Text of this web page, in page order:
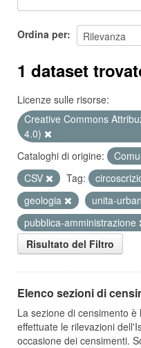
Ordina per
1 dataset
Licenze sulle risorse:
Creative Commons
4.0)
Cataloghi di origine:
CSV
Tag:
geologia
unita-
pubblica-amministrazione
Risultato del Filtro
Elenco sezioni di
La sezione di censimento
effettuate le rilevazioni
occasione dei censimenti.